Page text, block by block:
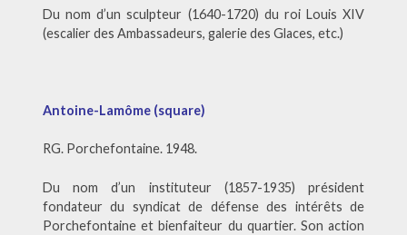
Du nom d’un sculpteur (1640-1720) du roi Louis XIV
(escalier des Ambassadeurs, galerie des Glaces, etc.)
Antoine-Lamôme (square)
RG. Porchefontaine. 1948.
Du nom d’un instituteur (1857-1935) président
fondateur du syndicat de défense des intérêts de
Porchefontaine et bienfaiteur du quartier. Son action